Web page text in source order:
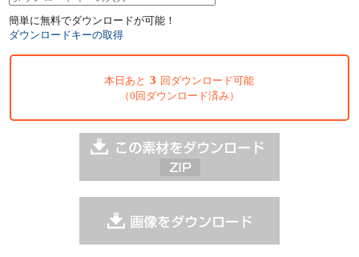
簡単に無料でダウンロードが可能！
ダウンロードキーの取得
本日あと 3 回ダウンロード可能
（0回ダウンロード済み）